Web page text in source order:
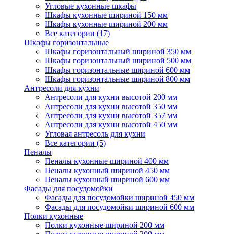
Угловые кухонные шкафы
Шкафы кухонные шириной 150 мм
Шкафы кухонные шириной 200 мм
Все категории (17)
Шкафы горизонтальные
Шкафы горизонтальный шириной 350 мм
Шкафы горизонтальный шириной 500 мм
Шкафы горизонтальные шириной 600 мм
Шкафы горизонтальные шириной 800 мм
Антресоли для кухни
Антресоли для кухни высотой 200 мм
Антресоли для кухни высотой 350 мм
Антресоли для кухни высотой 357 мм
Антресоли для кухни высотой 450 мм
Угловая антресоль для кухни
Все категории (5)
Пеналы
Пеналы кухонные шириной 400 мм
Пеналы кухонный шириной 450 мм
Пеналы кухонный шириной 600 мм
Фасады для посудомойки
Фасады для посудомойки шириной 450 мм
Фасады для посудомойки шириной 600 мм
Полки кухонные
Полки кухонные шириной 200 мм